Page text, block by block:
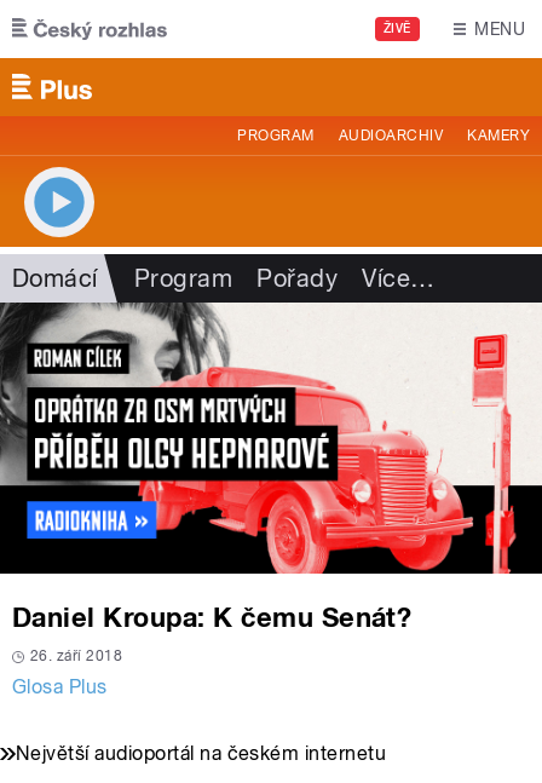
Přejít k hlavnímu obsahu
ŽIVĚ MENU
PROGRAM AUDIOARCHIV KAMERY
Domácí Program Pořady Více…
Daniel Kroupa: K čemu Senát?
26. září 2018
Glosa Plus
Největší audioportál na českém internetu